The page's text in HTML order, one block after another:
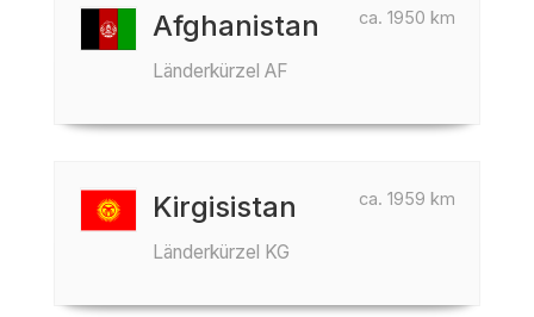
ca. 1950 km
Afghanistan
Länderkürzel AF
ca. 1959 km
Kirgisistan
Länderkürzel KG